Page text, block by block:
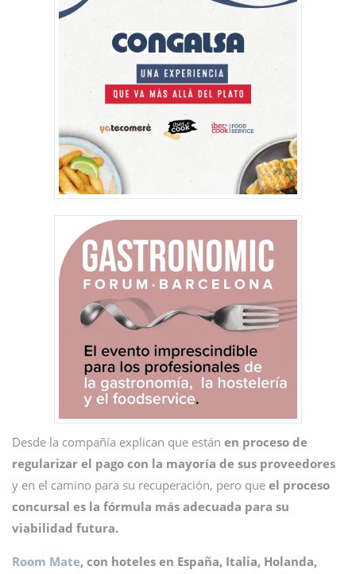
Desde la compañía explican que están en proceso de
regularizar el pago con la mayoría de sus proveedores
y en el camino para su recuperación, pero que el proceso
concursal es la fórmula más adecuada para su
viabilidad futura.
Room Mate, con hoteles en España, Italia, Holanda,